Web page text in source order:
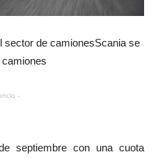
sector de camionesScania se
-
septiembre con una cuota